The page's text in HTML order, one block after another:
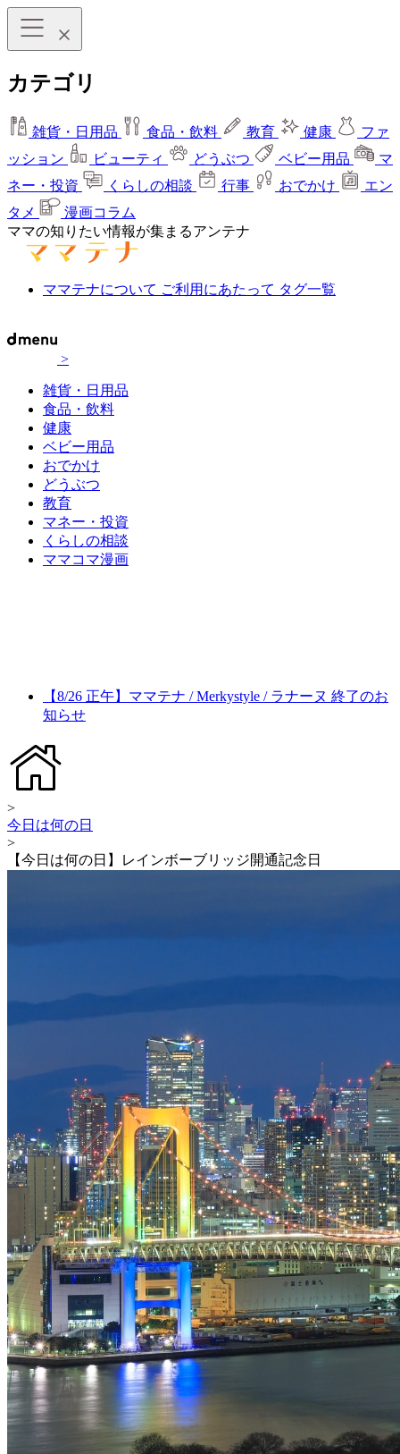
カテゴリ
雑貨・日用品 食品・飲料 教育 健康
ファ
ッション
ビューティ どうぶつ ベビー用品
マ
ネー・投資
くらしの相談 行事 おでかけ
エン
タメ
漫画コラム
ママの知りたい情報が集まるアンテナ
ママテナについて ご利用にあたって タグ一覧
>
雑貨・日用品
食品・飲料
健康
ベビー用品
おでかけ
どうぶつ
教育
マネー・投資
くらしの相談
ママコマ漫画
【8/26 正午】ママテナ / Merkystyle / ラナーヌ 終了のお
知らせ
>
今日は何の日
>
【今日は何の日】レインボーブリッジ開通記念日